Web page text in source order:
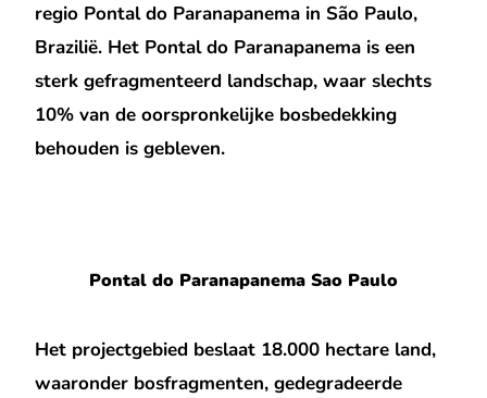
regio Pontal do Paranapanema in São Paulo,
Brazilië. Het Pontal do Paranapanema is een
sterk gefragmenteerd landschap, waar slechts
10% van de oorspronkelijke bosbedekking
behouden is gebleven.
Pontal do Paranapanema Sao Paulo
Het projectgebied beslaat 18.000 hectare land,
waaronder bosfragmenten, gedegradeerde